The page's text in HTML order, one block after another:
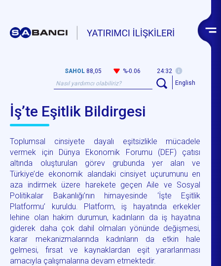
SAHOL 88,05 %-0.06
24:32
English
İş’te Eşitlik Bildirgesi
Toplumsal cinsiyete dayalı eşitsizlikle mücadele
vermek için Dünya Ekonomik Forumu (DEF) çatısı
altında oluşturulan görev grubunda yer alan ve
Türkiye’de ekonomik alandaki cinsiyet uçurumunu en
aza indirmek üzere harekete geçen Aile ve Sosyal
Politikalar Bakanlığı’nın himayesinde ‘İşte Eşitlik
Platformu’ kuruldu. Platform, iş hayatında erkekler
lehine olan hakim durumun, kadınların da iş hayatına
giderek daha çok dahil olmaları yönünde değişmesi,
karar mekanizmalarında kadınların da etkin hale
gelmesi, fırsat ve kaynaklardan eşit yararlanması
amacıyla çalışmalarına devam etmektedir.